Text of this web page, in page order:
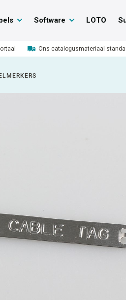
Software LOTO
Ons catalogusmateriaal